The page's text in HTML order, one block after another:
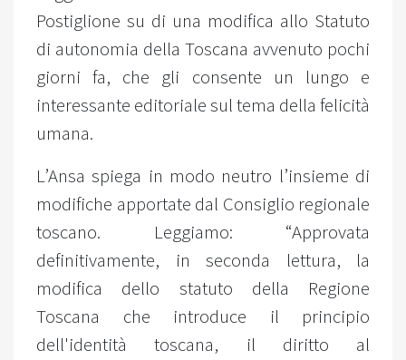
Postiglione su di una modifica allo Statuto
di autonomia della Toscana avvenuto pochi
giorni fa, che gli consente un lungo e
interessante editoriale sul tema della felicità
umana.
L’Ansa spiega in modo neutro l’insieme di
modifiche apportate dal Consiglio regionale
toscano. Leggiamo: “Approvata
definitivamente, in seconda lettura, la
modifica dello statuto della Regione
Toscana che introduce il principio
dell'identità toscana, il diritto al